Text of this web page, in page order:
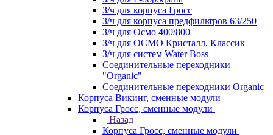
З/ч для корпуса Гросс
З/ч для корпуса предфильтров 63/250
З/ч для Осмо 400/800
З/ч для ОСМО Кристалл, Классик
З/ч для систем Water Boss
Соединительные переходники
"Organic"
Соединительные переходники Organic
Корпуса Викинг, сменные модули
Корпуса Гросс, сменные модули
Назад
Корпуса Гросс, сменные модули